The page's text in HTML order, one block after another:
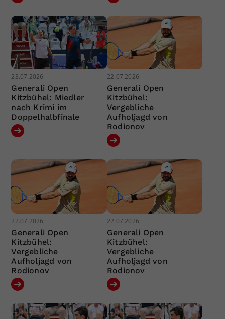
23.07.2026
Generali Open
Kitzbühel: Miedler
nach Krimi im
Doppelhalbfinale
22.07.2026
Generali Open
Kitzbühel:
Vergebliche
Aufholjagd von
Rodionov
22.07.2026
Generali Open
Kitzbühel:
Vergebliche
Aufholjagd von
Rodionov
22.07.2026
Generali Open
Kitzbühel:
Vergebliche
Aufholjagd von
Rodionov